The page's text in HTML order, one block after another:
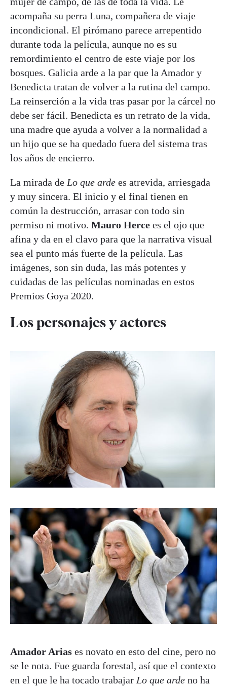
acompaña su perra Luna, compañera de viaje
incondicional. El pirómano parece arrepentido
durante toda la película, aunque no es su
remordimiento el centro de este viaje por los
bosques. Galicia arde a la par que la Amador y
Benedicta tratan de volver a la rutina del campo.
La reinserción a la vida tras pasar por la cárcel no
debe ser fácil. Benedicta es un retrato de la vida,
una madre que ayuda a volver a la normalidad a
un hijo que se ha quedado fuera del sistema tras
los años de encierro.
La mirada de Lo que arde es atrevida, arriesgada
y muy sincera. El inicio y el final tienen en
común la destrucción, arrasar con todo sin
permiso ni motivo. Mauro Herce es el ojo que
afina y da en el clavo para que la narrativa visual
sea el punto más fuerte de la película. Las
imágenes, son sin duda, las más potentes y
cuidadas de las películas nominadas en estos
Premios Goya 2020.
Los personajes y actores
Amador Arias es novato en esto del cine, pero no
se le nota. Fue guarda forestal, así que el contexto
en el que le ha tocado trabajar Lo que arde no ha